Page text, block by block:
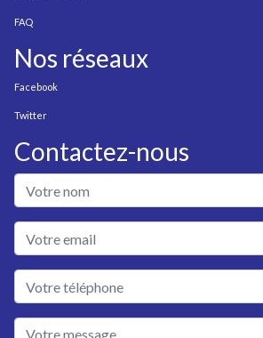
FAQ
Nos réseaux
Facebook
Twitter
Contactez-nous